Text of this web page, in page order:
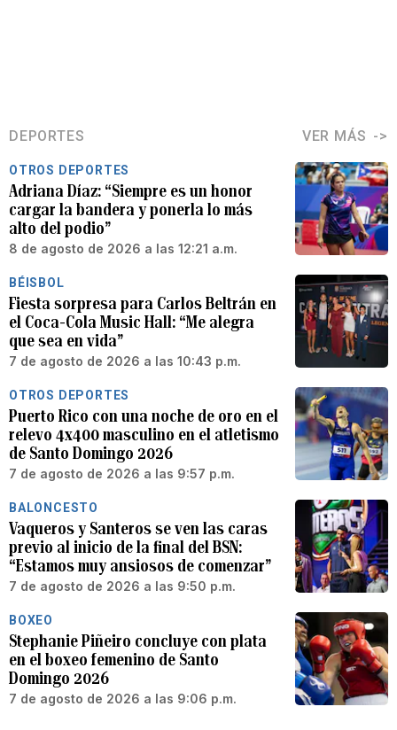
DEPORTES VER MÁS
OTROS DEPORTES
Adriana Díaz: “Siempre es un honor
cargar la bandera y ponerla lo más
alto del podio”
8 de agosto de 2026 a las 12:21 a.m.
BÉISBOL
Fiesta sorpresa para Carlos Beltrán en
el Coca-Cola Music Hall: “Me alegra
que sea en vida”
7 de agosto de 2026 a las 10:43 p.m.
OTROS DEPORTES
Puerto Rico con una noche de oro en el
relevo 4x400 masculino en el atletismo
de Santo Domingo 2026
7 de agosto de 2026 a las 9:57 p.m.
BALONCESTO
Vaqueros y Santeros se ven las caras
previo al inicio de la final del BSN:
“Estamos muy ansiosos de comenzar”
7 de agosto de 2026 a las 9:50 p.m.
BOXEO
Stephanie Piñeiro concluye con plata
en el boxeo femenino de Santo
Domingo 2026
7 de agosto de 2026 a las 9:06 p.m.